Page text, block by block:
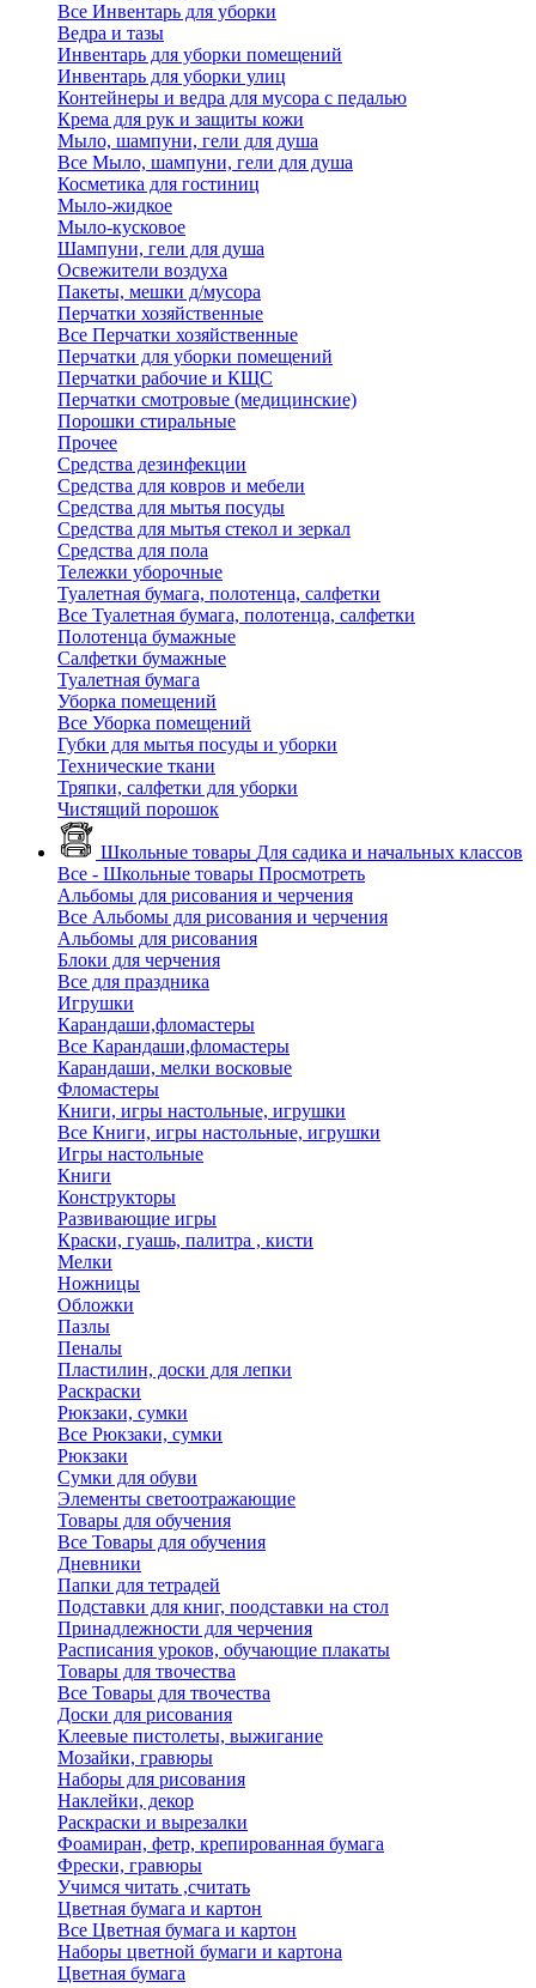
Все Инвентарь для уборки
Ведра и тазы
Инвентарь для уборки помещений
Инвентарь для уборки улиц
Контейнеры и ведра для мусора с педалью
Крема для рук и защиты кожи
Мыло, шампуни, гели для душа
Все Мыло, шампуни, гели для душа
Косметика для гостиниц
Мыло-жидкое
Мыло-кусковое
Шампуни, гели для душа
Освежители воздуха
Пакеты, мешки д/мусора
Перчатки хозяйственные
Все Перчатки хозяйственные
Перчатки для уборки помещений
Перчатки рабочие и КЩС
Перчатки смотровые (медицинские)
Порошки стиральные
Прочее
Средства дезинфекции
Средства для ковров и мебели
Средства для мытья посуды
Средства для мытья стекол и зеркал
Средства для пола
Тележки уборочные
Туалетная бумага, полотенца, салфетки
Все Туалетная бумага, полотенца, салфетки
Полотенца бумажные
Салфетки бумажные
Туалетная бумага
Уборка помещений
Все Уборка помещений
Губки для мытья посуды и уборки
Технические ткани
Тряпки, салфетки для уборки
Чистящий порошок
Школьные товары Для садика и начальных классов
Все - Школьные товары Просмотреть
Альбомы для рисования и черчения
Все Альбомы для рисования и черчения
Альбомы для рисования
Блоки для черчения
Все для праздника
Игрушки
Карандаши,фломастеры
Все Карандаши,фломастеры
Карандаши, мелки восковые
Фломастеры
Книги, игры настольные, игрушки
Все Книги, игры настольные, игрушки
Игры настольные
Книги
Конструкторы
Развивающие игры
Краски, гуашь, палитра , кисти
Мелки
Ножницы
Обложки
Пазлы
Пеналы
Пластилин, доски для лепки
Раскраски
Рюкзаки, сумки
Все Рюкзаки, сумки
Рюкзаки
Сумки для обуви
Элементы светоотражающие
Товары для обучения
Все Товары для обучения
Дневники
Папки для тетрадей
Подставки для книг, поодставки на стол
Принадлежности для черчения
Расписания уроков, обучающие плакаты
Товары для твочества
Все Товары для твочества
Доски для рисования
Клеевые пистолеты, выжигание
Мозайки, гравюры
Наборы для рисования
Наклейки, декор
Раскраски и вырезалки
Фоамиран, фетр, крепированная бумага
Фрески, гравюры
Учимся читать ,считать
Цветная бумага и картон
Все Цветная бумага и картон
Наборы цветной бумаги и картона
Цветная бумага